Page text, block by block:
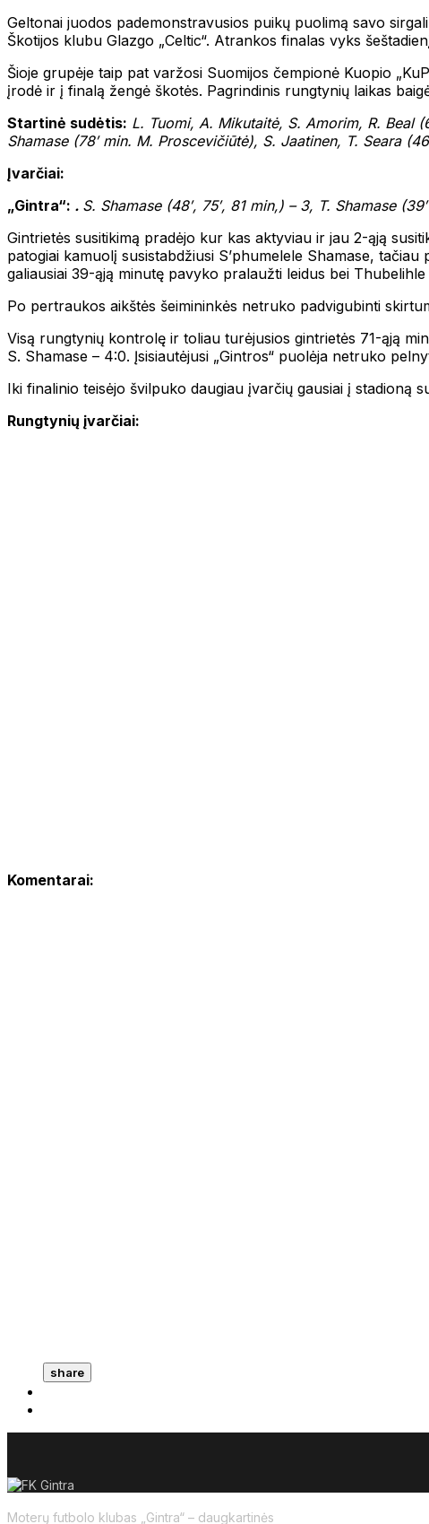
Geltonai juodos pademonstravusios puikų puolimą savo
Škotijos klubu Glazgo „Celtic“. Atrankos finalas vyks
Šioje grupėje taip pat varžosi Suomijos čempionė Kuopio
įrodė ir į finalą žengė škotės. Pagrindinis rungtynių laikas
Startinė sudėtis: L. Tuomi, A. Mikutaitė, S. Amorim, R. Beal
Shamase (78′ min. M. Proscevičiūtė), S. Jaatinen, T. Seara
Įvarčiai:
„Gintra“: . S. Shamase (48′, 75′, 81 min,) – 3, T. Shamase
Gintrietės susitikimą pradėjo kur kas aktyviau ir jau 2-ąją
patogiai kamuolį susistabdžiusi S’phumelele Shamase,
galiausiai 39-ąją minutę pavyko pralaužti leidus bei
Po pertraukos aikštės šeimininkės netruko padvigubinti
Visą rungtynių kontrolę ir toliau turėjusios gintrietės 71-ąją
S. Shamase – 4:0. Įsisiautėjusi „Gintros“ puolėja netruko
Iki finalinio teisėjo švilpuko daugiau įvarčių gausiai į
Rungtynių įvarčiai:
Komentarai:
share
Moterų futbolo klubas „Gintra“ – daugkartinės